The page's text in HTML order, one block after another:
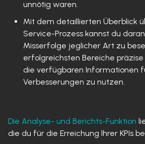
unnötig waren.
Mit dem detaillierten Überblick
Service-Prozess kannst du
Misserfolge jeglicher Art zu
erfolgreichsten Bereiche
die verfügbaren Informationen
Verbesserungen zu nutzen.
Die Analyse- und Berichts-Funktion
die du für die Erreichung Ihrer KPIs